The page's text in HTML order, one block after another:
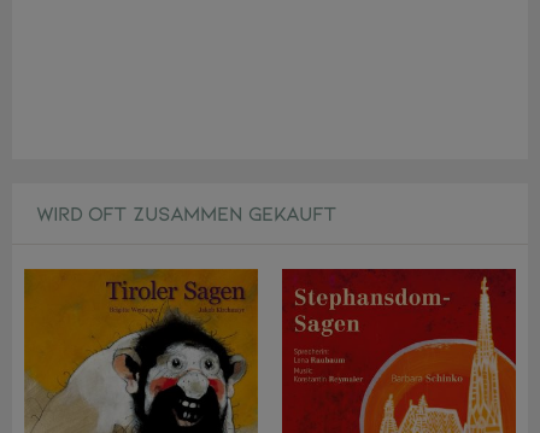
WIRD OFT ZUSAMMEN GEKAUFT